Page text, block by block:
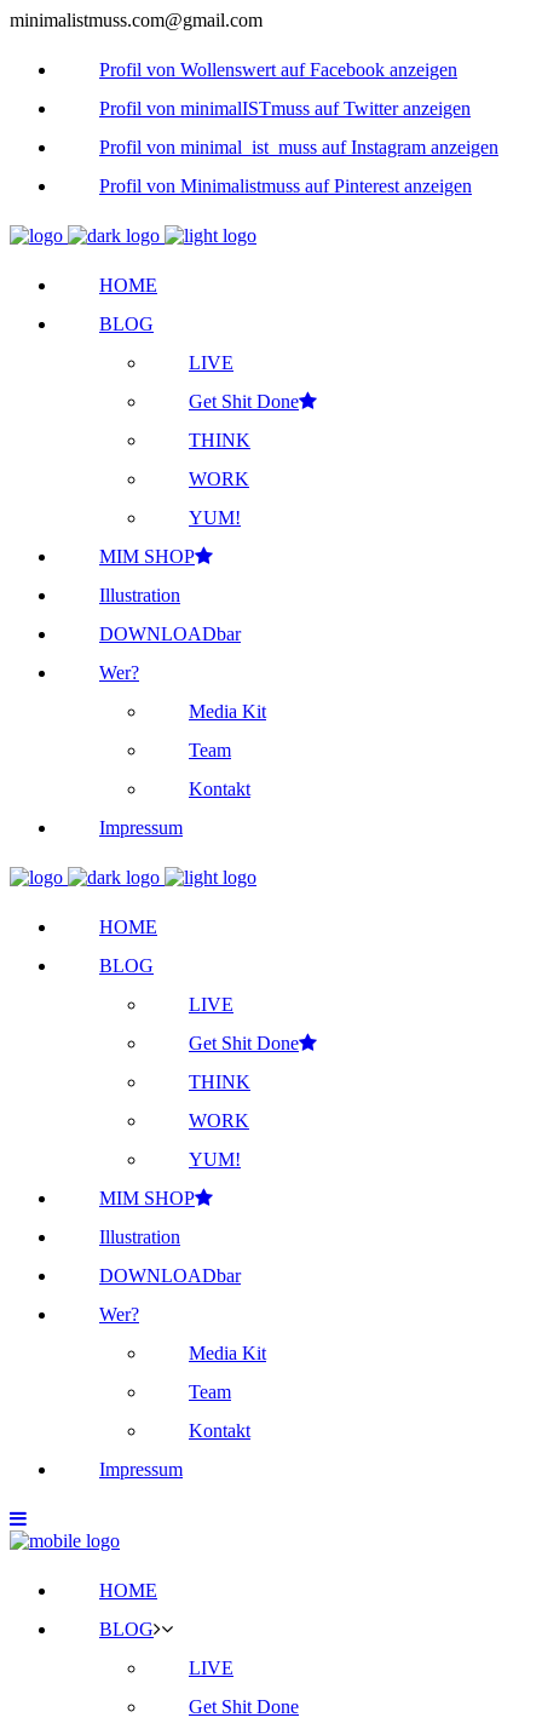
minimalistmuss.com@gmail.com
Profil von Wollenswert auf Facebook anzeigen
Profil von minimalISTmuss auf Twitter anzeigen
Profil von minimal_ist_muss auf Instagram anzeigen
Profil von Minimalistmuss auf Pinterest anzeigen
HOME
BLOG
LIVE
Get Shit Done
THINK
WORK
YUM!
MIM SHOP
Illustration
DOWNLOADbar
Wer?
Media Kit
Team
Kontakt
Impressum
HOME
BLOG
LIVE
Get Shit Done
THINK
WORK
YUM!
MIM SHOP
Illustration
DOWNLOADbar
Wer?
Media Kit
Team
Kontakt
Impressum
HOME
BLOG
LIVE
Get Shit Done